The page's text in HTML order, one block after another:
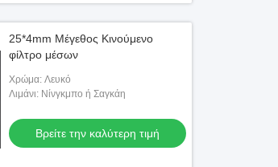
25*4mm Μέγεθος Κινούμενο
φίλτρο μέσων
Χρώμα: Λευκό
Λιμάνι: Νίνγκμπο ή Σαγκάη
Βρείτε την καλύτερη τιμή